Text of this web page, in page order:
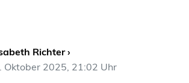
Richter ›
Oktober 2025, 21:02 Uhr